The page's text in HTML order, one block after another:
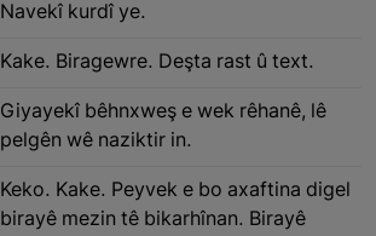
Navekî kurdî ye.
Kake. Biragewre. Deşta rast û text.
Giyayekî bêhnxweş e wek rêhanê, lê
pelgên wê naziktir in.
Keko. Kake. Peyvek e bo axaftina digel
birayê mezin tê bikarhînan. Birayê